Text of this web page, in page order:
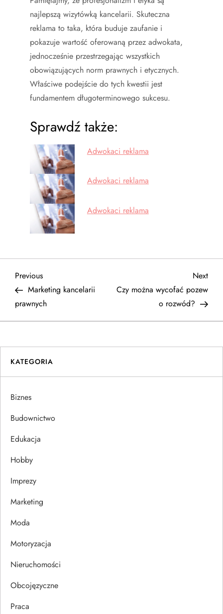
najlepszą wizytówką kancelarii. Skuteczna
reklama to taka, która buduje zaufanie i
pokazuje wartość oferowaną przez adwokata,
jednocześnie przestrzegając wszystkich
obowiązujących norm prawnych i etycznych.
Właściwe podejście do tych kwestii jest
fundamentem długoterminowego sukcesu.
Sprawdź także:
Adwokaci reklama
Adwokaci reklama
Adwokaci reklama
N
a
w
i
g
a
c
j
a
w
p
i
s
u
Previous
Post
Previous
Marketing kancelarii
prawnych
Next
Post
Next
Czy można wycofać pozew
o rozwód?
KATEGORIA
Biznes
Budownictwo
Edukacja
Hobby
Imprezy
Marketing
Moda
Motoryzacja
Nieruchomości
Obcojęzyczne
Praca